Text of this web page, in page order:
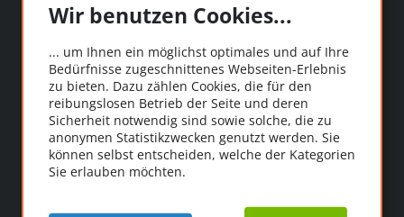
Oooops!
Die Seite konnte leider
nicht gefunden werden.
Wir benutzen Cookies...
... um Ihnen ein möglichst optimales und auf Ihre
Bedürfnisse zugeschnittenes Webseiten-Erlebnis
zu bieten. Dazu zählen Cookies, die für den
reibungslosen Betrieb der Seite und deren
Sicherheit notwendig sind sowie solche, die zu
anonymen Statistikzwecken genutzt werden. Sie
können selbst entscheiden, welche der Kategorien
Sie erlauben möchten.